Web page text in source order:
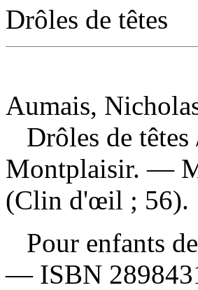
Drôles de têtes
Aumais,
Drôles de têtes
Montplaisir. —
(Clin d'œil ; 56).
Pour enfants
— ISBN